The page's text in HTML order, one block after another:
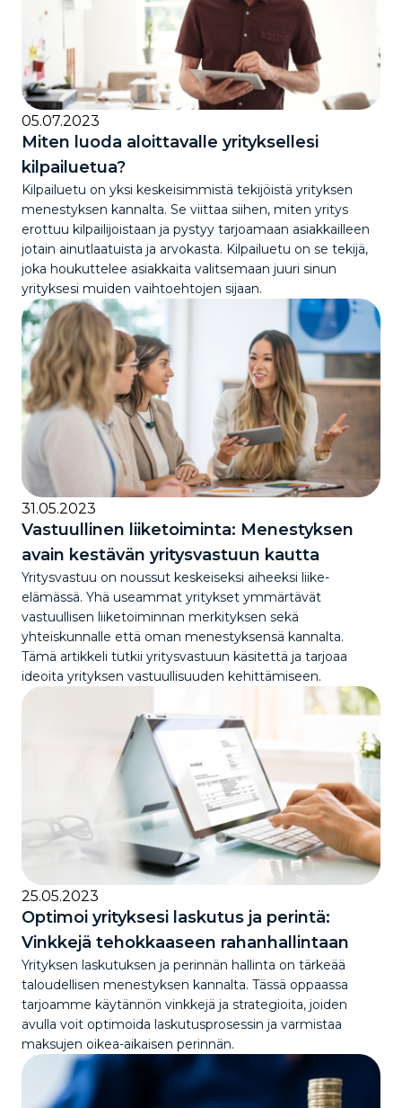
05.07.2023
Miten luoda aloittavalle yrityksellesi
kilpailuetua?
Kilpailuetu on yksi keskeisimmistä tekijöistä yrityksen
menestyksen kannalta. Se viittaa siihen, miten yritys
erottuu kilpailijoistaan ja pystyy tarjoamaan asiakkailleen
jotain ainutlaatuista ja arvokasta. Kilpailuetu on se tekijä,
joka houkuttelee asiakkaita valitsemaan juuri sinun
yrityksesi muiden vaihtoehtojen sijaan.
31.05.2023
Vastuullinen liiketoiminta: Menestyksen
avain kestävän yritysvastuun kautta
Yritysvastuu on noussut keskeiseksi aiheeksi liike-
elämässä. Yhä useammat yritykset ymmärtävät
vastuullisen liiketoiminnan merkityksen sekä
yhteiskunnalle että oman menestyksensä kannalta.
Tämä artikkeli tutkii yritysvastuun käsitettä ja tarjoaa
ideoita yrityksen vastuullisuuden kehittämiseen.
25.05.2023
Optimoi yrityksesi laskutus ja perintä:
Vinkkejä tehokkaaseen rahanhallintaan
Yrityksen laskutuksen ja perinnän hallinta on tärkeää
taloudellisen menestyksen kannalta. Tässä oppaassa
tarjoamme käytännön vinkkejä ja strategioita, joiden
avulla voit optimoida laskutusprosessin ja varmistaa
maksujen oikea-aikaisen perinnän.